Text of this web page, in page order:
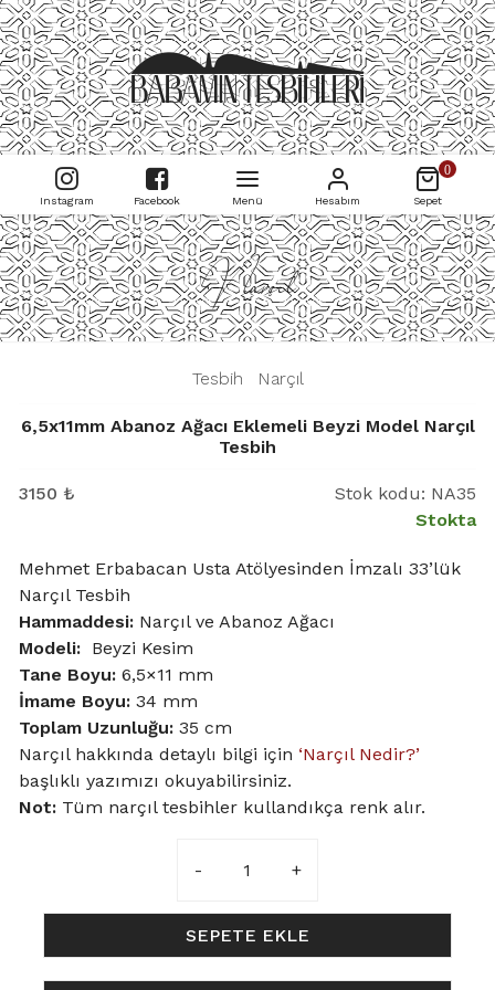
Instagram Facebook Menü Hesabım
0
Sepet
Narçıl
Tesbih Narçıl|
6,5x11mm Abanoz Ağacı Eklemeli Beyzi Model Narçıl
Tesbih
3150 ₺ Stok kodu: NA35
Stokta
Mehmet Erbabacan Usta Atölyesinden İmzalı 33’lük
Narçıl Tesbih
Hammaddesi: Narçıl ve Abanoz Ağacı
Modeli: Beyzi Kesim
Tane Boyu: 6,5×11 mm
İmame Boyu: 34 mm
Toplam Uzunluğu: 35 cm
Narçıl hakkında detaylı bilgi için ‘Narçıl Nedir?’
başlıklı yazımızı okuyabilirsiniz.
Not: Tüm narçıl tesbihler kullandıkça renk alır.
Abanoz
Eklemeli
Beyzi
Model
SEPETE EKLE